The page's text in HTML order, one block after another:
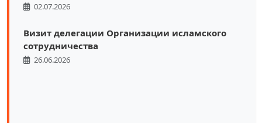
02.07.2026
Визит делегации Организации исламского
сотрудничества
26.06.2026